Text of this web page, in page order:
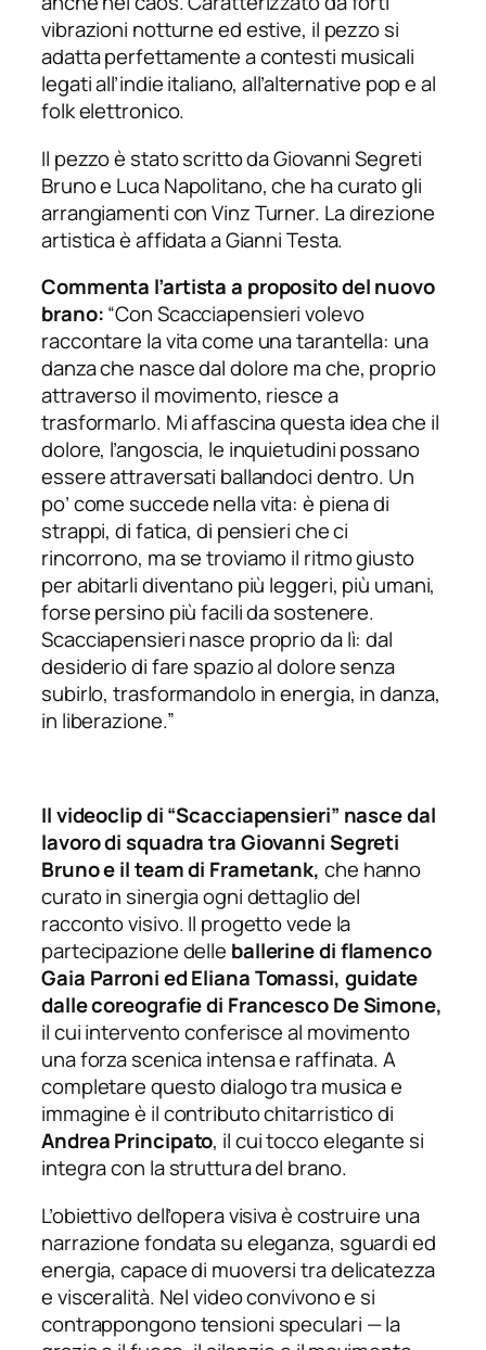
vibrazioni notturne ed estive, il pezzo si
adatta perfettamente a contesti musicali
legati all’indie italiano, all’alternative pop e al
folk elettronico.
Il pezzo è stato scritto da Giovanni Segreti
Bruno e Luca Napolitano, che ha curato gli
arrangiamenti con Vinz Turner. La direzione
artistica è affidata a Gianni Testa.
Commenta l’artista a proposito del nuovo
brano:“Con Scacciapensieri volevo
raccontare la vita come una tarantella: una
danza che nasce dal dolore ma che, proprio
attraverso il movimento, riesce a
trasformarlo. Mi affascina questa idea che il
dolore, l’angoscia, le inquietudini possano
essere attraversati ballandoci dentro. Un
po’ come succede nella vita: è piena di
strappi, di fatica, di pensieri che ci
rincorrono, ma se troviamo il ritmo giusto
per abitarli diventano più leggeri, più umani,
forse persino più facili da sostenere.
Scacciapensieri nasce proprio da lì: dal
desiderio di fare spazio al dolore senza
subirlo, trasformandolo in energia, in danza,
in liberazione.”
Il videoclip di “Scacciapensieri” nasce dal
lavoro di squadra tra Giovanni Segreti
Bruno e il team di Frametank, che hanno
curato in sinergia ogni dettaglio del
racconto visivo. Il progetto vede la
partecipazione delle ballerine di flamenco
Gaia Parroni ed Eliana Tomassi, guidate
dalle coreografie di Francesco De Simone,
il cui intervento conferisce al movimento
una forza scenica intensa e raffinata. A
completare questo dialogo tra musica e
immagine è il contributo chitarristico di
Andrea Principato, il cui tocco elegante si
integra con la struttura del brano.
L’obiettivo dell’opera visiva è costruire una
narrazione fondata su eleganza, sguardi ed
energia, capace di muoversi tra delicatezza
e visceralità. Nel video convivono e si
contrappongono tensioni speculari — la